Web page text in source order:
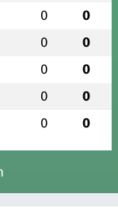
0 0
0 0
0 0
0 0
0 0